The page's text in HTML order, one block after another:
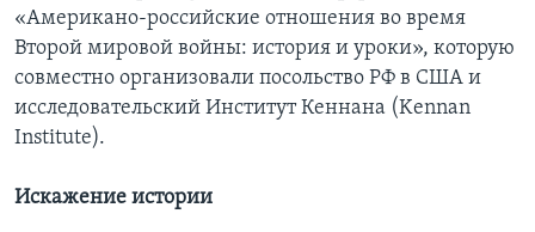
«Американо-российские отношения во время
Второй мировой войны: история и уроки», которую
совместно организовали посольство РФ в США и
исследовательский Институт Кеннана (Kennan
Institute).
Искажение истории